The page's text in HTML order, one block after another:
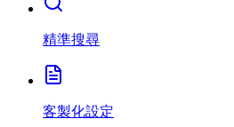
精準搜尋
客製化設定